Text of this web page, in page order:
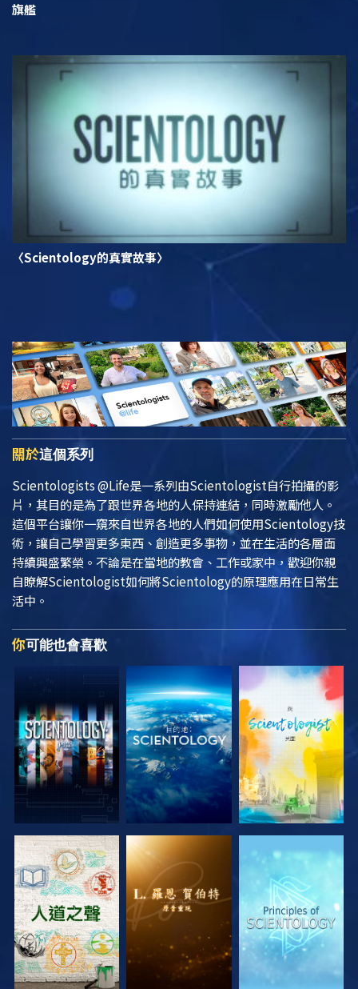
旗艦
〈Scientology的真實故事〉
關於這個系列
Scientologists @Life是一系列由Scientologist自行拍攝的影
片，其目的是為了跟世界各地的人保持連結，同時激勵他人。
這個平台讓你一窺來自世界各地的人們如何使用Scientology技
術，讓自己學習更多東西、創造更多事物，並在生活的各層面
持續興盛繁榮。不論是在當地的教會、工作或家中，歡迎你親
自瞭解Scientologist如何將Scientology的原理應用在日常生
活中。
你可能也會喜歡
探索系列節目 探索系列節目 探索系列節目